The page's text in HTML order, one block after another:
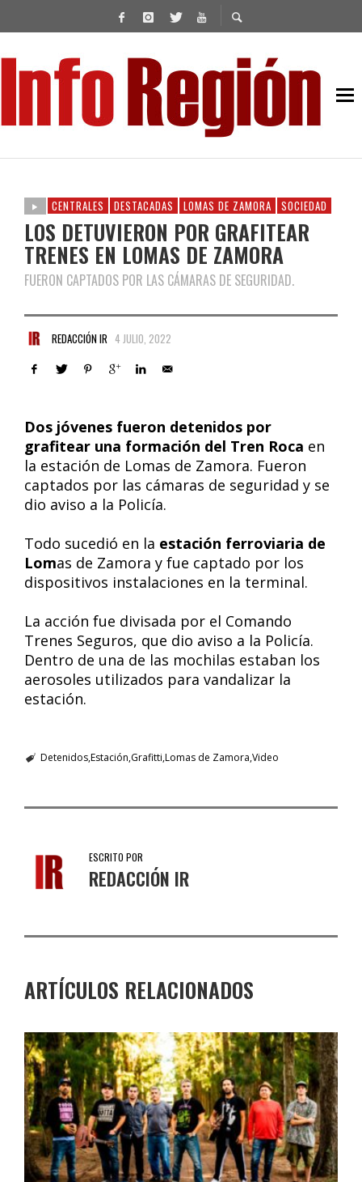
CENTRALES DESTACADAS LOMAS DE ZAMORA SOCIEDAD
LOS DETUVIERON POR GRAFITEAR
TRENES EN LOMAS DE ZAMORA
FUERON CAPTADOS POR LAS CÁMARAS DE SEGURIDAD.
REDACCIÓN IR 4 JULIO, 2022
Dos jóvenes fueron detenidos por
grafitear una formación del Tren Roca en
la estación de Lomas de Zamora. Fueron
captados por las cámaras de seguridad y se
dio aviso a la Policía.
Todo sucedió en la estación ferroviaria de
Lomas de Zamora y fue captado por los
dispositivos instalaciones en la terminal.
La acción fue divisada por el Comando
Trenes Seguros, que dio aviso a la Policía.
Dentro de una de las mochilas estaban los
aerosoles utilizados para vandalizar la
estación.
DetenidosEstación Grafitti Lomas de Zamora Video
ESCRITO POR
REDACCIÓN IR
ARTÍCULOS RELACIONADOS